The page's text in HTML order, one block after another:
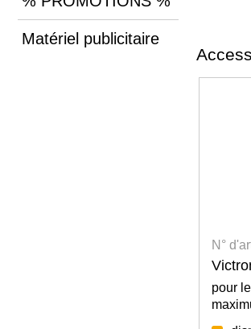
Matériel publicitaire
N°
pour